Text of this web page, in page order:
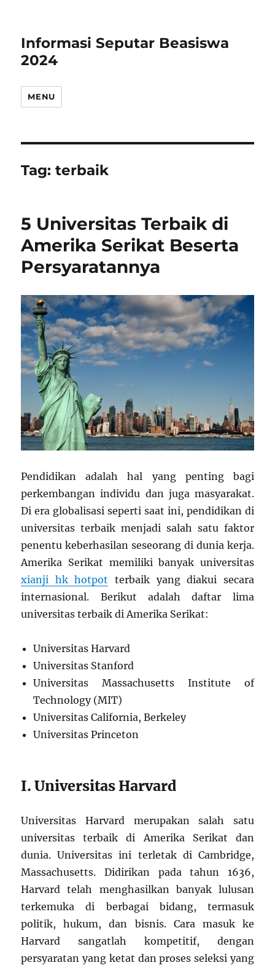
Informasi Seputar Beasiswa
2024
MENU
Tag:terbaik
5 Universitas Terbaik di
Amerika Serikat Beserta
Persyaratannya
Pendidikan adalah hal yang penting bagi
perkembangan individu dan juga masyarakat.
Di era globalisasi seperti saat ini, pendidikan di
universitas terbaik menjadi salah satu faktor
penentu keberhasilan seseorang di dunia kerja.
Amerika Serikat memiliki banyak universitas
xianji hk hotpot terbaik yang diakui secara
internasional. Berikut adalah daftar lima
universitas terbaik di Amerika Serikat:
Universitas Harvard
Universitas Stanford
Universitas Massachusetts Institute of
Technology (MIT)
Universitas California, Berkeley
Universitas Princeton
I. Universitas Harvard
Universitas Harvard merupakan salah satu
universitas terbaik di Amerika Serikat dan
dunia. Universitas ini terletak di Cambridge,
Massachusetts. Didirikan pada tahun 1636,
Harvard telah menghasilkan banyak lulusan
terkemuka di berbagai bidang, termasuk
politik, hukum, dan bisnis. Cara masuk ke
Harvard sangatlah kompetitif, dengan
persyaratan yang ketat dan proses seleksi yang